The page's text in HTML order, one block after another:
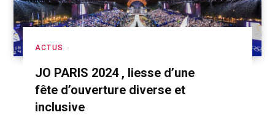
ACTUS
JO PARIS 2024 , liesse d’une
fête d’ouverture diverse et
inclusive